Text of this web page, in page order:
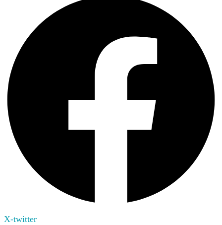
X-twitter